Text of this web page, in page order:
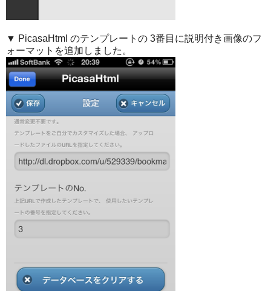
▼ PicasaHtml のテンプレートの 3番目に説明付き画像のフ
ォーマットを追加しました。